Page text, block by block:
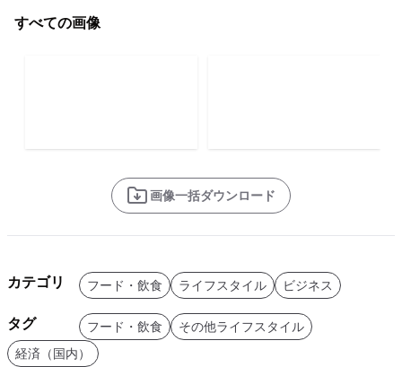
すべての画像
画像一括ダウンロード
カテゴリ フード・飲食 ライフスタイル ビジネス
タグ フード・飲食
その他ライフスタイル
経済（国内）